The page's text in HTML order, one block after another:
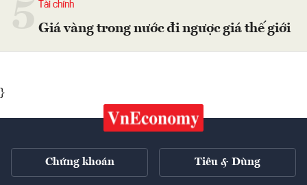
Tài chính
Giá vàng trong nước đi ngược giá thế giới
}
Chứng khoán Tiêu & Dùng